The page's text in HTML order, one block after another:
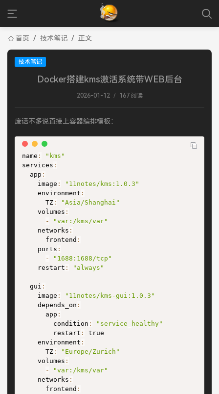
首页 / 技术笔记 / 正文
技术笔记
Docker搭建kms激活系统带WEB后台
2026-01-12 / 167 阅读
废话不多说直接上容器编排模板：
name :
"kms"
services :
  app
:
    image
:
"11notes/kms:1.0.3"
    environment
:
      TZ
:
"Asia/Shanghai"
    volumes
:
-
"var:/kms/var"
    networks
:
      frontend
:
    ports
:
-
"1688:1688/tcp"
    restart
: "always"
  gui
:
    image
:
"11notes/kms-gui:1.0.3"
    depends_on
:
      app
:
        condition
:
"service_healthy"
        restart
:
true
    environment
:
      TZ
:
"Europe/Zurich"
    volumes
:
-
"var:/kms/var"
    networks
:
      frontend
: